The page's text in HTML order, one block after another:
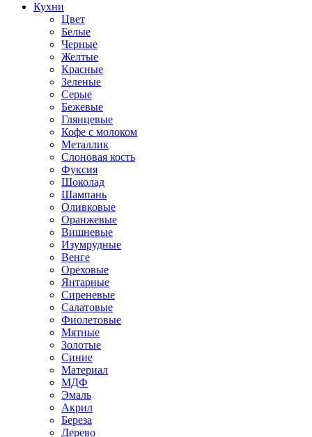
Кухни
Цвет
Белые
Черные
Желтые
Красные
Зеленые
Серые
Бежевые
Глянцевые
Кофе с молоком
Металлик
Слоновая кость
Фуксия
Шоколад
Шампань
Оливковые
Оранжевые
Вишневые
Изумрудные
Венге
Ореховые
Янтарные
Сиреневые
Салатовые
Фиолетовые
Мятные
Золотые
Синие
Материал
МДФ
Эмаль
Акрил
Береза
Дерево